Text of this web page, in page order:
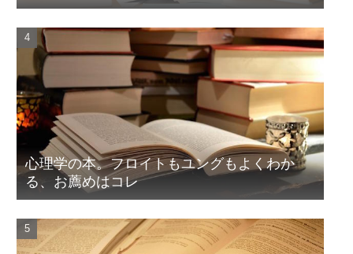
心理学の本。フロイトもユングもよくわか
る、お薦めはコレ